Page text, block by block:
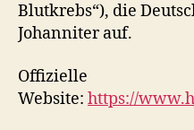
Blutkrebs“), die
Johanniter auf.
Offizielle
Website: https://